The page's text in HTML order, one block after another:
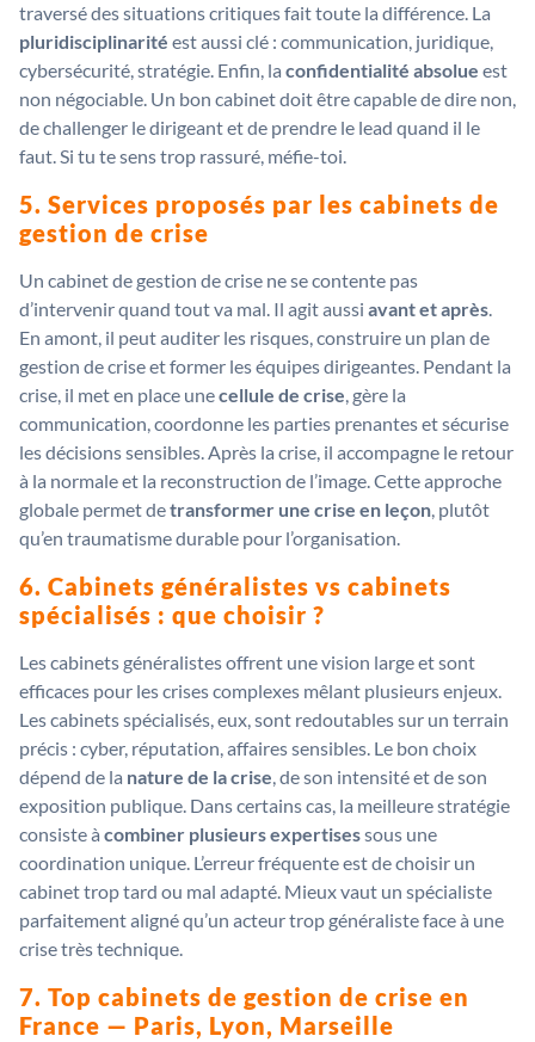
traversé des situations critiques fait toute la différence. La
pluridisciplinarité est aussi clé : communication, juridique,
cybersécurité, stratégie. Enfin, la confidentialité absolue est
non négociable. Un bon cabinet doit être capable de dire non,
de challenger le dirigeant et de prendre le lead quand il le
faut. Si tu te sens trop rassuré, méfie-toi.
5. Services proposés par les cabinets de
gestion de crise
Un cabinet de gestion de crise ne se contente pas
d’intervenir quand tout va mal. Il agit aussi avant et après.
En amont, il peut auditer les risques, construire un plan de
gestion de crise et former les équipes dirigeantes. Pendant la
crise, il met en place unecellule de crise, gère la
communication, coordonne les parties prenantes et sécurise
les décisions sensibles. Après la crise, il accompagne le retour
à la normale et la reconstruction de l’image. Cette approche
globale permet detransformer une crise en leçon, plutôt
qu’en traumatisme durable pour l’organisation.
6. Cabinets généralistes vs cabinets
spécialisés : que choisir ?
Les cabinets généralistes offrent une vision large et sont
efficaces pour les crises complexes mêlant plusieurs enjeux.
Les cabinets spécialisés, eux, sont redoutables sur un terrain
précis : cyber, réputation, affaires sensibles. Le bon choix
dépend de la nature de la crise, de son intensité et de son
exposition publique. Dans certains cas, la meilleure stratégie
consiste à combiner plusieurs expertisessous une
coordination unique. L’erreur fréquente est de choisir un
cabinet trop tard ou mal adapté. Mieux vaut un spécialiste
parfaitement aligné qu’un acteur trop généraliste face à une
crise très technique.
7. Top cabinets de gestion de crise en
France — Paris, Lyon, Marseille